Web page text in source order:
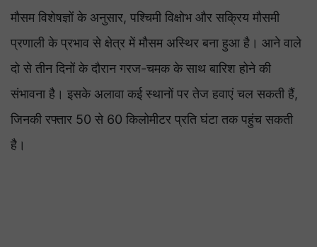
मौसम विशेषज्ञों के अनुसार, पश्चिमी विक्षोभ और सक्रिय मौसमी
प्रणाली के प्रभाव से क्षेत्र में मौसम अस्थिर बना हुआ है। आने वाले
दो से तीन दिनों के दौरान गरज-चमक के साथ बारिश होने की
संभावना है। इसके अलावा कई स्थानों पर तेज हवाएं चल सकती हैं,
जिनकी रफ्तार 50 से 60 किलोमीटर प्रति घंटा तक पहुंच सकती
है।